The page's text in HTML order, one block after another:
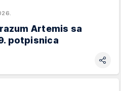
Artemis sa
potpisnica